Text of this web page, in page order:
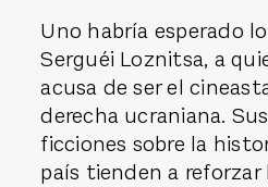
Uno habría esperado
Serguéi Loznitsa, a
acusa de ser el
derecha ucraniana.
ficciones sobre la
país tienden a